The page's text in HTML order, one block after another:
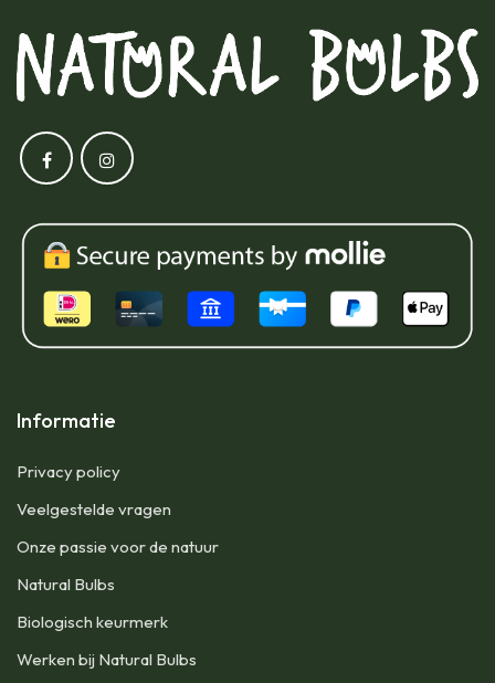
Informatie
Privacy policy
Veelgestelde vragen
Onze passie voor de natuur
Natural Bulbs
Biologisch keurmerk
Werken bij Natural Bulbs